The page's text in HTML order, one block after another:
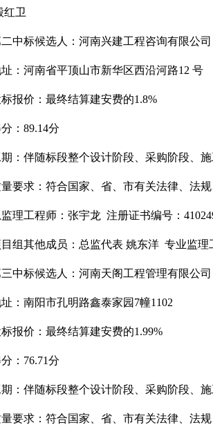
红卫
中标候选人：河南兴建工程咨询有限公司
：河南省平顶山市新华区西沿河路12 号
报价：最终结算建安费的1.8%
： 89.14分
：伴随标段整个设计阶段、采购阶段、
量要求：符合国家、省、市有关法律、法
监理工程师：张宇龙 注册证书编号：
组其他成员：总监代表 姚东洋 专业监理
中标候选人：河南天阁工程管理有限公司
：南阳市孔明路鑫泰家园 7幢1102
报价：最终结算建安费的1.99%
： 76.71分
：伴随标段整个设计阶段、采购阶段、
量要求：符合国家、省、市有关法律、法